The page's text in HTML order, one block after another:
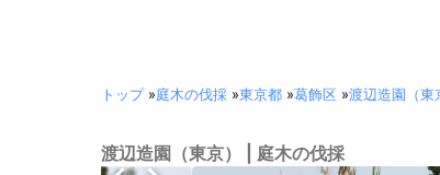
トップ»庭木の伐採 »東京都 »葛飾区 »渡辺造園（東
渡辺造園（東京） | 庭木の伐採